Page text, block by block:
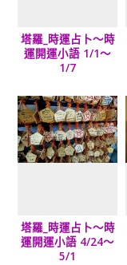
塔羅_時運占卜～時
運開運小語 1/1～
1/7
塔羅_時運占卜～時
運開運小語 4/24～
5/1